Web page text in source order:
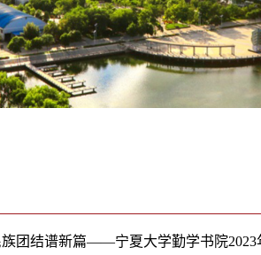
团结谱新篇——宁夏大学勤学书院2023